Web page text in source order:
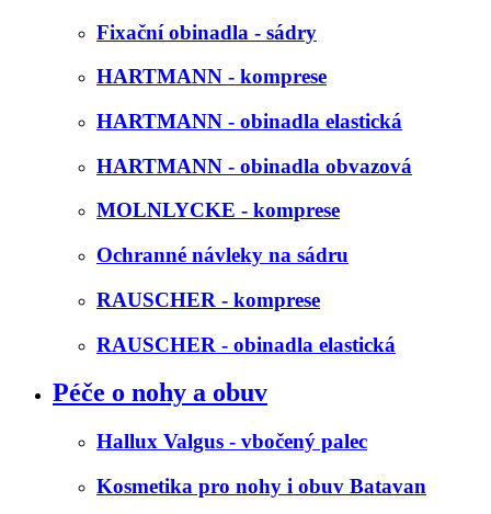
Fixační obinadla - sádry
HARTMANN - komprese
HARTMANN - obinadla elastická
HARTMANN - obinadla obvazová
MOLNLYCKE - komprese
Ochranné návleky na sádru
RAUSCHER - komprese
RAUSCHER - obinadla elastická
Péče o nohy a obuv
Hallux Valgus - vbočený palec
Kosmetika pro nohy i obuv Batavan